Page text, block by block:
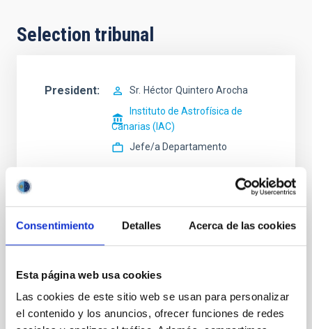
Consentimiento Detalles Acerca de las cookies
Esta página web usa cookies
Las cookies de este sitio web se usan para personalizar
el contenido y los anuncios, ofrecer funciones de redes
Selection tribunal
President Sr. Héctor Quintero Arocha
Instituto de Astrofísica de
Canarias (IAC)
Jefe/a Departamento
Instituto de Astrofísica de Canarias (IAC)
Técnico/a Sistemas Junior